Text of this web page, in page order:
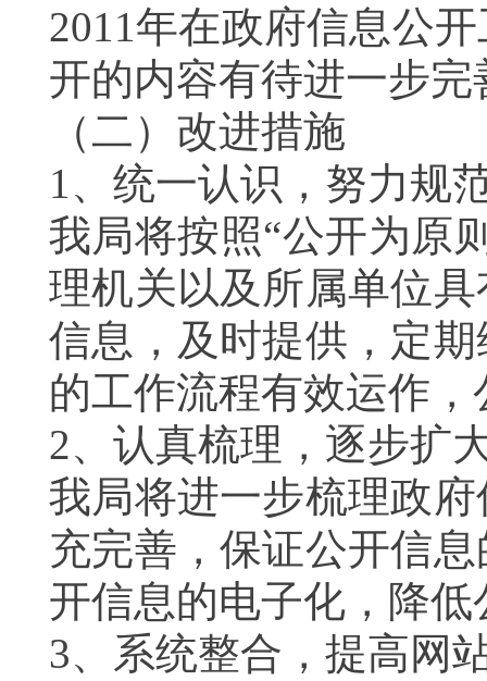
2011年在政府信息公
开的内容有待进一步
（二）改进措施
1、统一认识，努力规
我局将按照“公开为原
理机关以及所属单位
信息，及时提供，定
的工作流程有效运作
2、认真梳理，逐步扩
我局将进一步梳理政
充完善，保证公开信
开信息的电子化，降
3、系统整合，提高网